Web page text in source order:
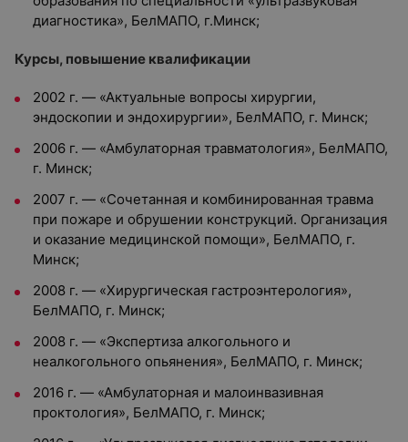
диагностика», БелМАПО, г.Минск;
Курсы, повышение квалификации
2002 г. — «Актуальные вопросы хирургии,
эндоскопии и эндохирургии», БелМАПО, г. Минск;
2006 г. — «Амбулаторная травматология», БелМАПО,
г. Минск;
2007 г. — «Сочетанная и комбинированная травма
при пожаре и обрушении конструкций. Организация
и оказание медицинской помощи», БелМАПО, г.
Минск;
2008 г. — «Хирургическая гастроэнтерология»,
БелМАПО, г. Минск;
2008 г. — «Экспертиза алкогольного и
неалкогольного опьянения», БелМАПО, г. Минск;
2016 г. — «Амбулаторная и малоинвазивная
проктология», БелМАПО, г. Минск;